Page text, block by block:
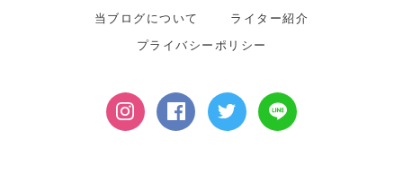
当ブログについて
ライター紹介
プライバシーポリシー